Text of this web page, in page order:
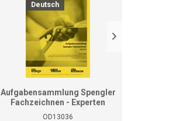
Deutsch
Aufgabensammlung Spengler
Fachzeichnen - Experten
OD13036